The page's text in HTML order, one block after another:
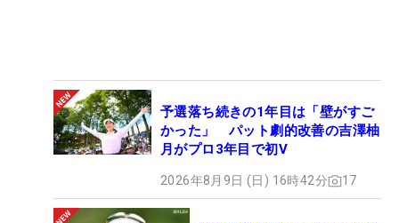
予選落ち続きの1年目は「壁がすご
かった」 パット劇的改善の吉澤柚
月がプロ3年目で初V
2026年8月9日 (日) 16時42分 17